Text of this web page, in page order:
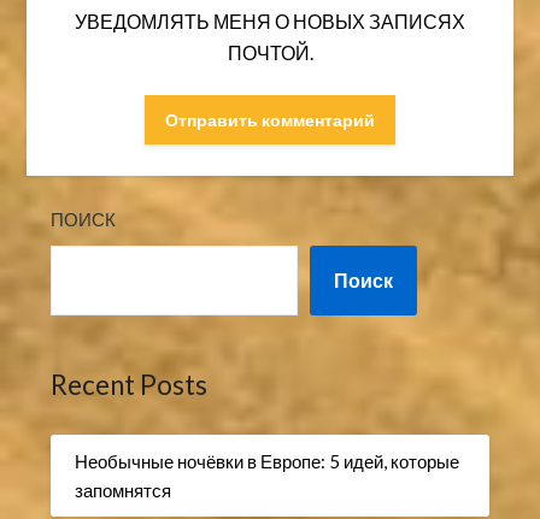
УВЕДОМЛЯТЬ МЕНЯ О НОВЫХ ЗАПИСЯХ
ПОЧТОЙ.
ПОИСК
Поиск
Recent Posts
Необычные ночёвки в Европе: 5 идей, которые
запомнятся